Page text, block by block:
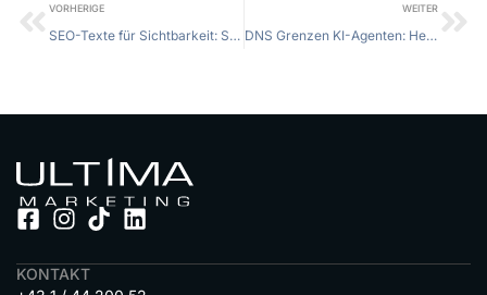
VORHERIGE
SEO-Texte für Sichtbarkeit: So steigerst du dein Online-Ranking effektiv
WEITER
DNS Grenzen KI-Agenten: Herausforderungen und Lösungen im Überblick
KONTAKT